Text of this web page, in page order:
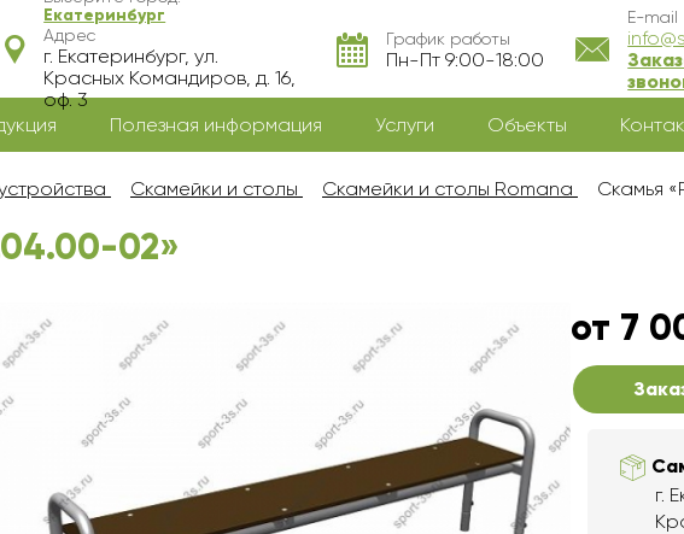
Екатеринбург
Адрес
г. Екатеринбург, ул.
Красных Командиров, д. 16,
оф. 3
График работы
Пн-Пт 9:00-18:00
E-mail
Полезная информация Услуги Объекты
Скамейки и столы Скамейки и столы Romana Скамья
02»
от 7
г.